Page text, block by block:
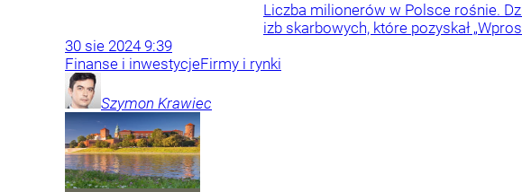
Liczba milionerów w Polsce rośnie.
izb skarbowych, które pozyskał
30 sie 2024 9:39
Finanse i inwestycjeFirmy i rynki
Szymon Krawiec